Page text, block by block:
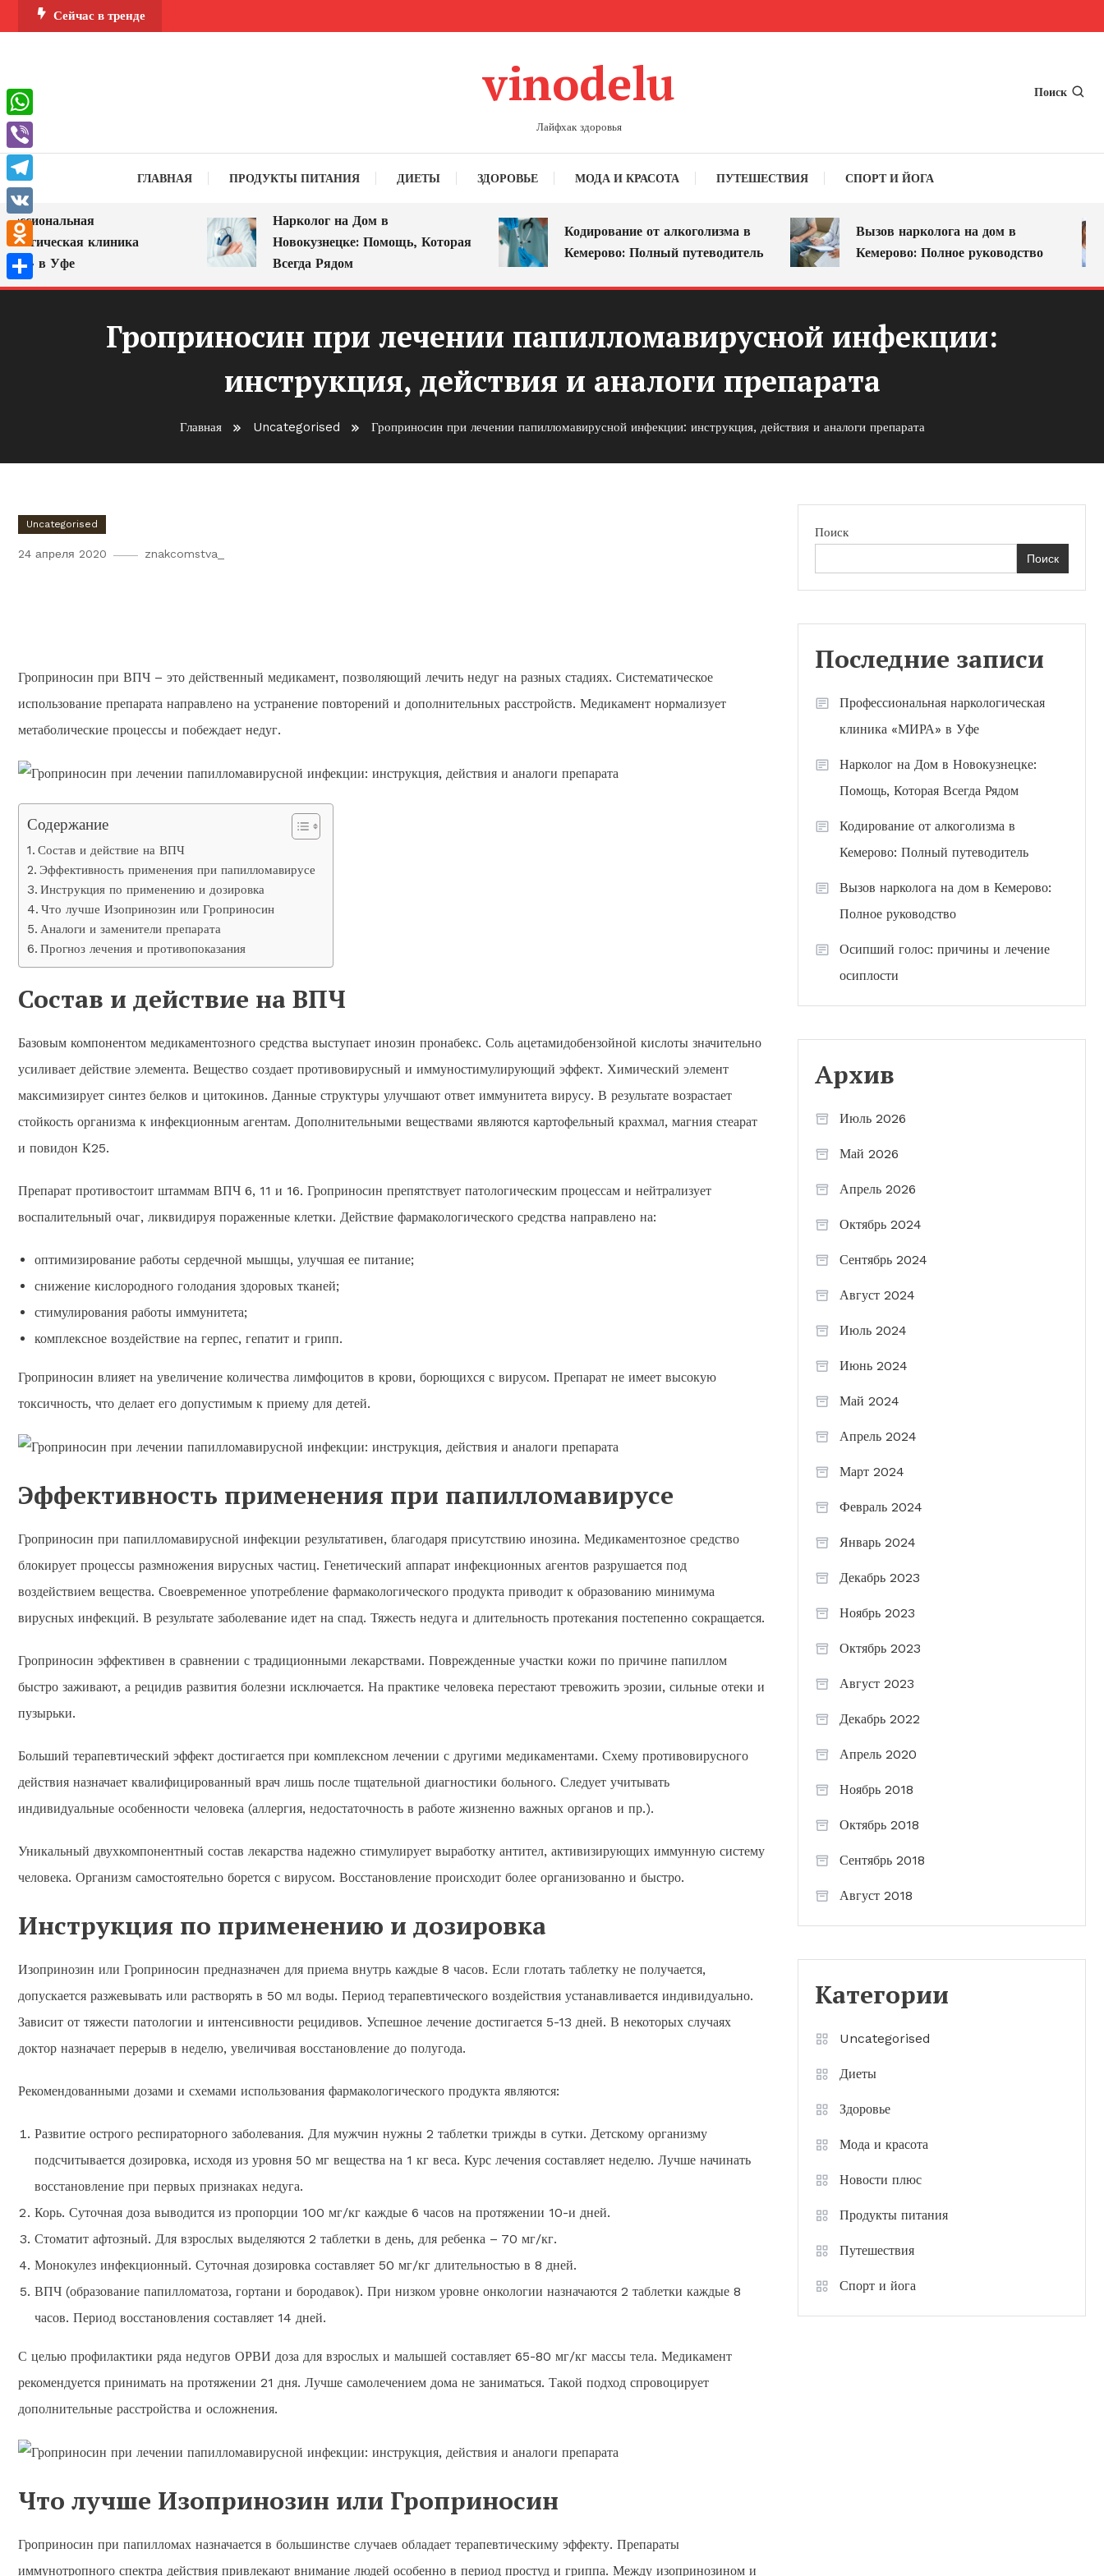
Перейти
к
Сейчас в тренде
vinodelu
Лайфхак здоровья
Поиск
ГЛАВНАЯ ПРОДУКТЫ ПИТАНИЯ ДИЕТЫ ЗДОРОВЬЕ МОДА И КРАСОТА ПУТЕШЕСТВИЯ СПОРТ И ЙОГА
клиника
в Уфе
Нарколог на Дом в
Новокузнецке: Помощь, Которая
Всегда Рядом
Кодирование от алкоголизма в
Кемерово: Полный путеводитель
Вызов нарколога на дом в
Кемерово: Полное руководство
Гроприносин при лечении папилломавирусной инфекции:
инструкция, действия и аналоги препарата
Главная Uncategorised Гроприносин при лечении папилломавирусной инфекции: инструкция, действия и аналоги препарата
Uncategorised
24 апреля 2020 znakcomstva_
Гроприносин при ВПЧ – это действенный медикамент, позволяющий лечить недуг на разных стадиях. Систематическое
использование препарата направлено на устранение повторений и дополнительных расстройств. Медикамент нормализует
метаболические процессы и побеждает недуг.
Содержание
Состав и действие на ВПЧ
Эффективность применения при папилломавирусе
Инструкция по применению и дозировка
Что лучше Изопринозин или Гроприносин
Аналоги и заменители препарата
Прогноз лечения и противопоказания
Состав и действие на ВПЧ
Базовым компонентом медикаментозного средства выступает инозин пронабекс. Соль ацетамидобензойной кислоты значительно
усиливает действие элемента. Вещество создает противовирусный и иммуностимулирующий эффект. Химический элемент
максимизирует синтез белков и цитокинов. Данные структуры улучшают ответ иммунитета вирусу. В результате возрастает
стойкость организма к инфекционным агентам. Дополнительными веществами являются картофельный крахмал, магния стеарат
и повидон К25.
Препарат противостоит штаммам ВПЧ 6, 11 и 16. Гроприносин препятствует патологическим процессам и нейтрализует
воспалительный очаг, ликвидируя пораженные клетки. Действие фармакологического средства направлено на:
оптимизирование работы сердечной мышцы, улучшая ее питание;
снижение кислородного голодания здоровых тканей;
стимулирования работы иммунитета;
комплексное воздействие на герпес, гепатит и грипп.
Гроприносин влияет на увеличение количества лимфоцитов в крови, борющихся с вирусом. Препарат не имеет высокую
токсичность, что делает его допустимым к приему для детей.
Эффективность применения при папилломавирусе
Гроприносин при папилломавирусной инфекции результативен, благодаря присутствию инозина. Медикаментозное средство
блокирует процессы размножения вирусных частиц. Генетический аппарат инфекционных агентов разрушается под
воздействием вещества. Своевременное употребление фармакологического продукта приводит к образованию минимума
вирусных инфекций. В результате заболевание идет на спад. Тяжесть недуга и длительность протекания постепенно сокращается.
Гроприносин эффективен в сравнении с традиционными лекарствами. Поврежденные участки кожи по причине папиллом
быстро заживают, а рецидив развития болезни исключается. На практике человека перестают тревожить эрозии, сильные отеки и
пузырьки.
Больший терапевтический эффект достигается при комплексном лечении с другими медикаментами. Схему противовирусного
действия назначает квалифицированный врач лишь после тщательной диагностики больного. Следует учитывать
индивидуальные особенности человека (аллергия, недостаточность в работе жизненно важных органов и пр.).
Уникальный двухкомпонентный состав лекарства надежно стимулирует выработку антител, активизирующих иммунную систему
человека. Организм самостоятельно борется с вирусом. Восстановление происходит более организованно и быстро.
Инструкция по применению и дозировка
Изопринозин или Гроприносин предназначен для приема внутрь каждые 8 часов. Если глотать таблетку не получается,
допускается разжевывать или растворять в 50 мл воды. Период терапевтического воздействия устанавливается индивидуально.
Зависит от тяжести патологии и интенсивности рецидивов. Успешное лечение достигается 5-13 дней. В некоторых случаях
доктор назначает перерыв в неделю, увеличивая восстановление до полугода.
Рекомендованными дозами и схемами использования фармакологического продукта являются:
Развитие острого респираторного заболевания. Для мужчин нужны 2 таблетки трижды в сутки. Детскому организму
подсчитывается дозировка, исходя из уровня 50 мг вещества на 1 кг веса. Курс лечения составляет неделю. Лучше начинать
восстановление при первых признаках недуга.
Корь. Суточная доза выводится из пропорции 100 мг/кг каждые 6 часов на протяжении 10-и дней.
Стоматит афтозный. Для взрослых выделяются 2 таблетки в день, для ребенка – 70 мг/кг.
Монокулез инфекционный. Суточная дозировка составляет 50 мг/кг длительностью в 8 дней.
ВПЧ (образование папилломатоза, гортани и бородавок). При низком уровне онкологии назначаются 2 таблетки каждые 8
часов. Период восстановления составляет 14 дней.
С целью профилактики ряда недугов ОРВИ доза для взрослых и малышей составляет 65-80 мг/кг массы тела. Медикамент
рекомендуется принимать на протяжении 21 дня. Лучше самолечением дома не заниматься. Такой подход спровоцирует
дополнительные расстройства и осложнения.
Что лучше Изопринозин или Гроприносин
Гроприносин при папилломах назначается в большинстве случаев обладает терапевтическиму эффекту. Препараты
иммунотропного спектра действия привлекают внимание людей особенно в период простуд и гриппа. Между изопринозином и
Поиск
Поиск
Последние записи
Профессиональная наркологическая
клиника «МИРА» в Уфе
Нарколог на Дом в Новокузнецке:
Помощь, Которая Всегда Рядом
Кодирование от алкоголизма в
Кемерово: Полный путеводитель
Вызов нарколога на дом в Кемерово:
Полное руководство
Осипший голос: причины и лечение
осиплости
Архив
Июль 2026
Май 2026
Апрель 2026
Октябрь 2024
Сентябрь 2024
Август 2024
Июль 2024
Июнь 2024
Май 2024
Апрель 2024
Март 2024
Февраль 2024
Январь 2024
Декабрь 2023
Ноябрь 2023
Октябрь 2023
Август 2023
Декабрь 2022
Апрель 2020
Ноябрь 2018
Октябрь 2018
Сентябрь 2018
Август 2018
Категории
Uncategorised
Диеты
Здоровье
Мода и красота
Новости плюс
Продукты питания
Путешествия
Спорт и йога
WhatsApp
Viber
Telegram
VK
Odnoklassniki
Отправить